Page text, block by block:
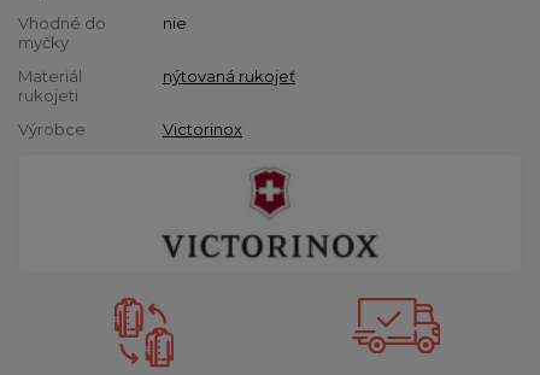
Vhodné do
myčky
nie
Materiál
rukojeti
nýtovaná rukojeť
Výrobce Victorinox